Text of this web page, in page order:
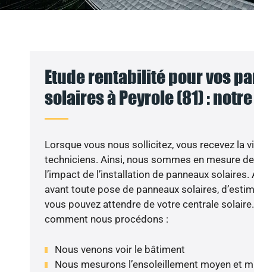
Etude rentabilité pour vos
solaires à Peyrole (81) :
Lorsque vous nous sollicitez, vous recevez la
techniciens. Ainsi, nous sommes en mesure
l’impact de l’installation de panneaux
avant toute pose de panneaux solaires,
vous pouvez attendre de votre centrale
comment nous procédons :
Nous venons voir le bâtiment
Nous mesurons l’ensoleillement moyen et